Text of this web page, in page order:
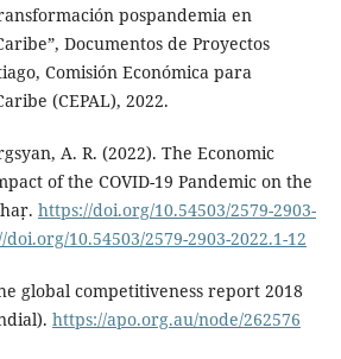
pospandemia en
Documentos de Proyectos
Comisión Económica para
(CEPAL), 2022.
A. R. (2022). The Economic
of the COVID-19 Pandemic on the
https://doi.org/10.54503/2579-2903-
10.54503/2579-2903-2022.1-12
global competitiveness report 2018
https://apo.org.au/node/262576